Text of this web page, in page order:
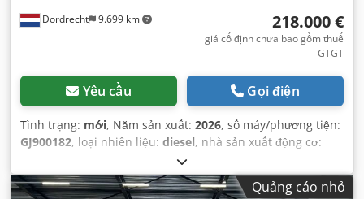
Dordrecht 9.699 km 218.000 €
giá cố định chưa bao gồm thuế
GTGT
Yêu cầu Gọi điện
Tình trạng: mới, Năm sản xuất: 2026, số máy/phương tiện:
GJ900182, loại nhiên liệu: diesel, nhà sản xuất động cơ:
Quảng cáo nhỏ